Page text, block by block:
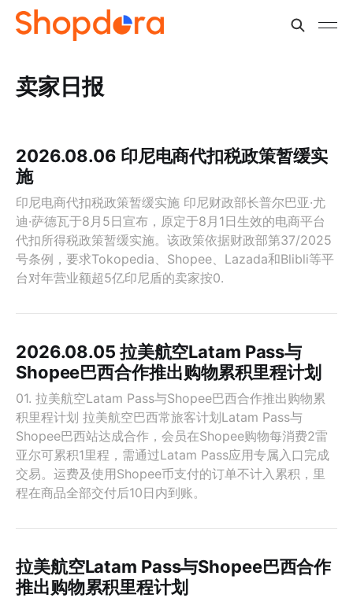
卖家日报
2026.08.06 印尼电商代扣税政策暂缓实
施
印尼电商代扣税政策暂缓实施 印尼财政部长普尔巴亚·尤
迪·萨德瓦于8月5日宣布，原定于8月1日生效的电商平台
代扣所得税政策暂缓实施。该政策依据财政部第37/2025
号条例，要求Tokopedia、Shopee、Lazada和Blibli等平
台对年营业额超5亿印尼盾的卖家按0.
2026.08.05 拉美航空Latam Pass与
Shopee巴西合作推出购物累积里程计划
01. 拉美航空Latam Pass与Shopee巴西合作推出购物累
积里程计划 拉美航空巴西常旅客计划Latam Pass与
Shopee巴西站达成合作，会员在Shopee购物每消费2雷
亚尔可累积1里程，需通过Latam Pass应用专属入口完成
交易。运费及使用Shopee币支付的订单不计入累积，里
程在商品全部交付后10日内到账。
拉美航空Latam Pass与Shopee巴西合作
推出购物累积里程计划